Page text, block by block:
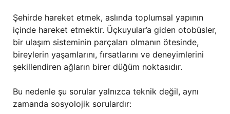
Şehirde hareket etmek, aslında toplumsal yapının
içinde hareket etmektir. Üçkuyular’a giden otobüsler,
bir ulaşım sisteminin parçaları olmanın ötesinde,
bireylerin yaşamlarını, fırsatlarını ve deneyimlerini
şekillendiren ağların birer düğüm noktasıdır.
Bu nedenle şu sorular yalnızca teknik değil, aynı
zamanda sosyolojik sorulardır: